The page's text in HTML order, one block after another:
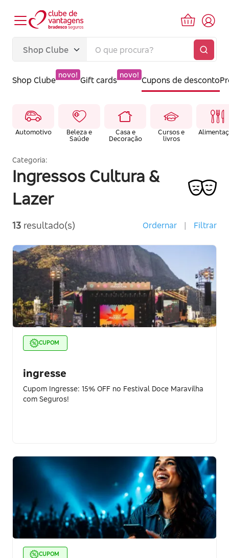
Shop Clube
novo!
Gift cards
novo!
Cupons de desconto
Automotivo
Beleza e
Saúde
Casa e
Decoração
Cursos e
livros
Categoria:
Ingressos Cultura &
Lazer
13 resultado(s) Ordernar | Filtrar
CUPOM
ingresse
Cupom Ingresse: 15% OFF no Festival Doce Maravilha
com Seguros!
CUPOM